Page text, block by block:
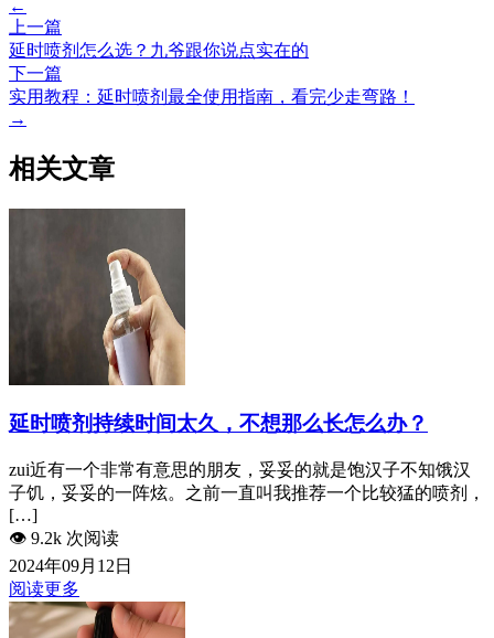
←
上一篇
延时喷剂怎么选？九爷跟你说点实在的
下一篇
实用教程：延时喷剂最全使用指南，看完少走弯路！
→
相关文章
延时喷剂持续时间太久，不想那么长怎么办？
zui近有一个非常有意思的朋友，妥妥的就是饱汉子不知饿汉
子饥，妥妥的一阵炫。之前一直叫我推荐一个比较猛的喷剂，
[…]
👁️ 9.2k 次阅读
2024年09月12日
阅读更多